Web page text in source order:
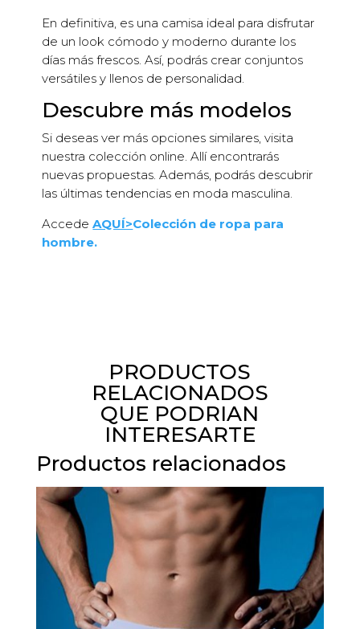
En definitiva, es una camisa ideal para disfrutar
de un look cómodo y moderno durante los
días más frescos. Así, podrás crear conjuntos
versátiles y llenos de personalidad.
Descubre más modelos
Si deseas ver más opciones similares, visita
nuestra colección online. Allí encontrarás
nuevas propuestas. Además, podrás descubrir
las últimas tendencias en moda masculina.
AccedeAQUÍ>Colección de ropa para
hombre.
PRODUCTOS
RELACIONADOS
QUE PODRIAN
INTERESARTE
Productos relacionados